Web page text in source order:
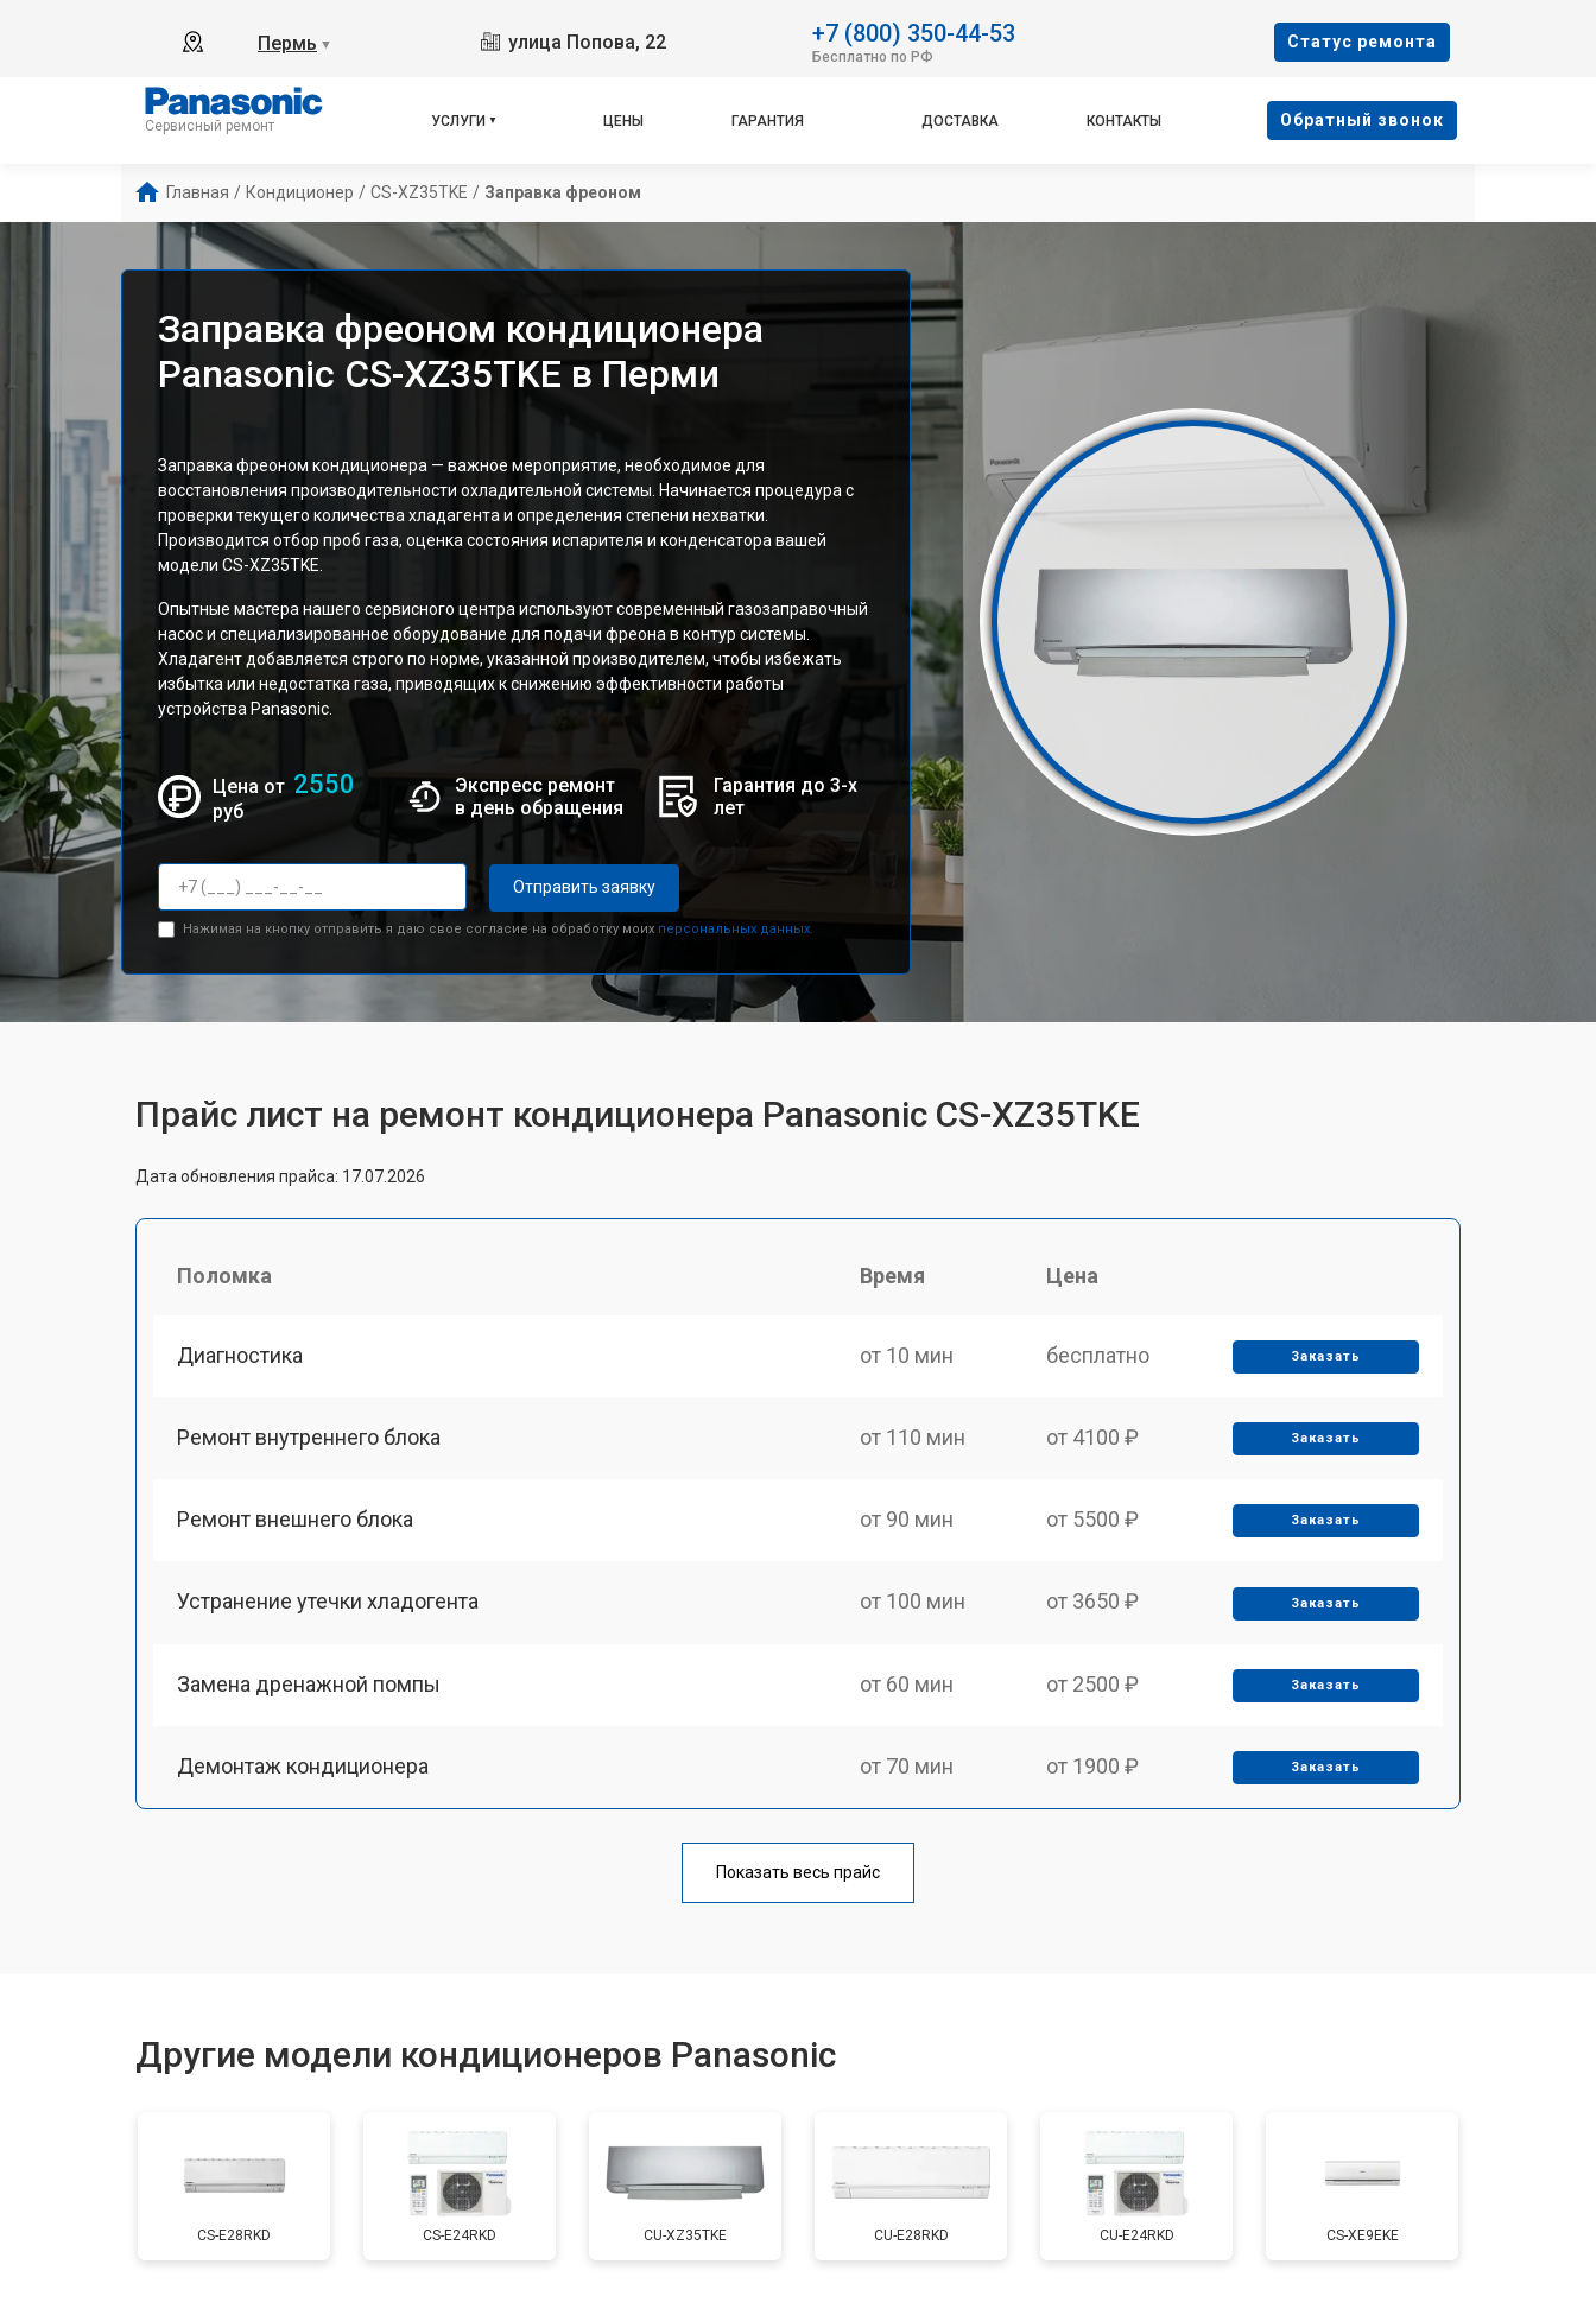
Пермь ▼ улица Попова, 22 +7 (800) 350-44-53
Бесплатно по РФ
Cтатус ремонта
Сервисный ремонт УСЛУГИ ЦЕНЫ ГАРАНТИЯ ДОСТАВКА КОНТАКТЫ Oбратный звонок
Главная / Кондиционер / CS-XZ35TKE / Заправка фреоном
Заправка фреоном кондиционера
Panasonic CS-XZ35TKE в Перми
Заправка фреоном кондиционера — важное мероприятие, необходимое для
восстановления производительности охладительной системы. Начинается процедура с
проверки текущего количества хладагента и определения степени нехватки.
Производится отбор проб газа, оценка состояния испарителя и конденсатора вашей
модели CS-XZ35TKE.
Опытные мастера нашего сервисного центра используют современный газозаправочный
насос и специализированное оборудование для подачи фреона в контур системы.
Хладагент добавляется строго по норме, указанной производителем, чтобы избежать
избытка или недостатка газа, приводящих к снижению эффективности работы
устройства Panasonic.
Цена от 2550
руб
Экспресс ремонт
в день обращения
Гарантия до 3-х
лет
Отправить заявку
Нажимая на кнопку отправить я даю свое согласие на обработку моих персональных данных.
Прайс лист на ремонт кондиционера Panasonic CS-XZ35TKE
Дата обновления прайса: 17.07.2026
Поломка Время Цена
Диагностика от 10 мин бесплатно Заказать
Ремонт внутреннего блока от 110 мин от 4100 ₽ Заказать
Ремонт внешнего блока от 90 мин от 5500 ₽ Заказать
Устранение утечки хладогента от 100 мин от 3650 ₽ Заказать
Замена дренажной помпы от 60 мин от 2500 ₽ Заказать
Демонтаж кондиционера от 70 мин от 1900 ₽ Заказать
Показать весь прайс
Другие модели кондиционеров Panasonic
CS-E28RKD CS-E24RKD CU-XZ35TKE CU-E28RKD CU-E24RKD CS-XE9EKE